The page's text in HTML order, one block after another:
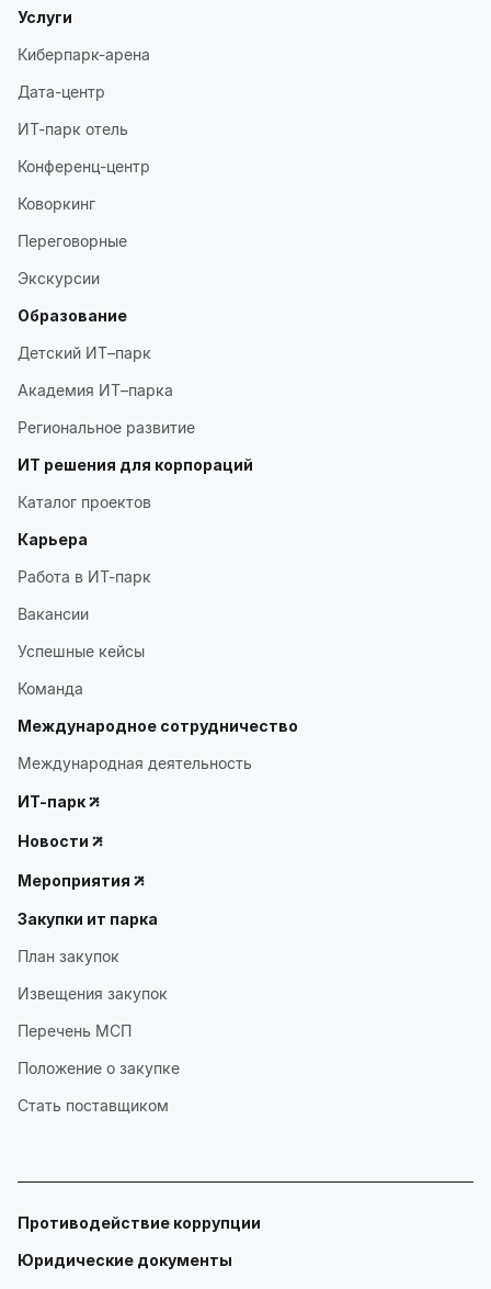
Услуги
Киберпарк-арена
Дата-центр
ИТ-парк отель
Конференц-центр
Коворкинг
Переговорные
Экскурсии
Образование
Детский ИТ–парк
Академия ИТ–парка
Региональное развитие
ИТ решения для корпораций
Каталог проектов
Карьера
Работа в ИТ-парк
Вакансии
Успешные кейсы
Команда
Международное сотрудничество
Международная деятельность
ИТ-парк
Новости
Мероприятия
Закупки ит парка
План закупок
Извещения закупок
Перечень МСП
Положение о закупке
Стать поставщиком
Противодействие коррупции
Юридические документы